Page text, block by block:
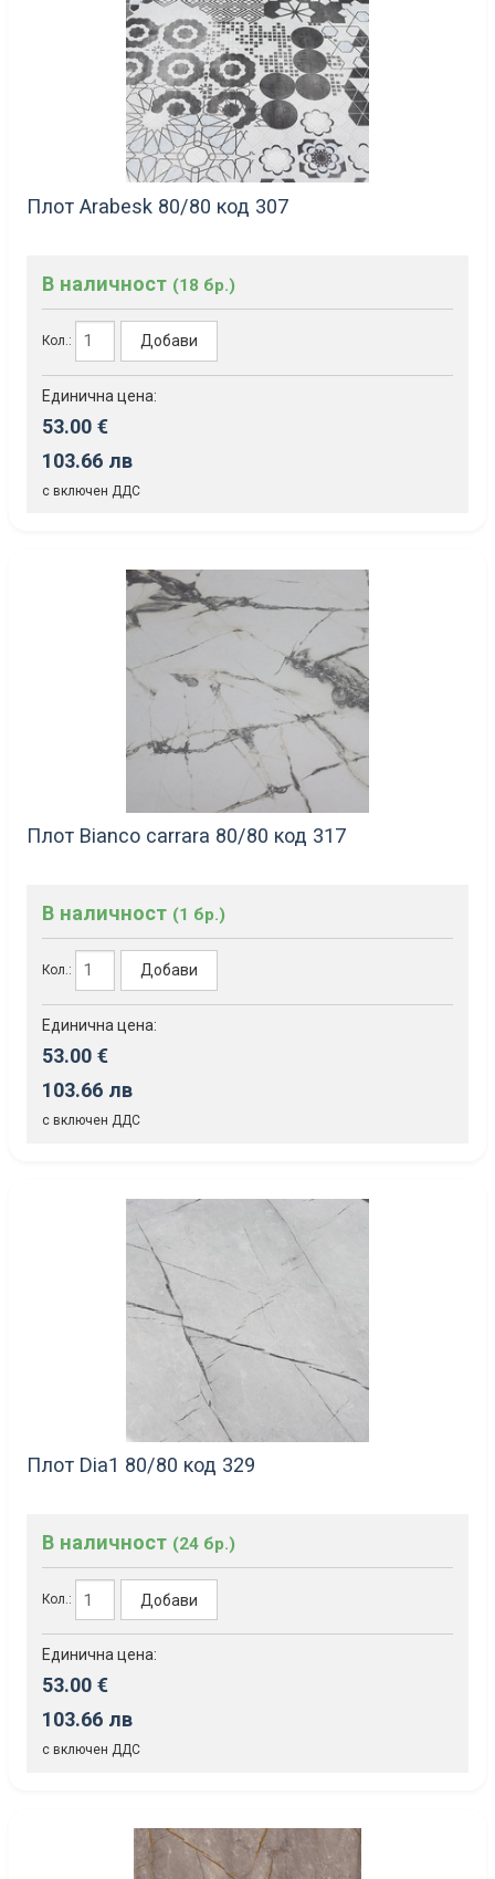
Плот Arabesk 80/80 код 307
В наличност (18 бр.)
Кол.: Добави
Единична цена:
53.00 €
103.66 лв
с включен ДДС
Плот Bianco carrara 80/80 код 317
В наличност (1 бр.)
Кол.: Добави
Единична цена:
53.00 €
103.66 лв
с включен ДДС
Плот Dia1 80/80 код 329
В наличност (24 бр.)
Кол.: Добави
Единична цена:
53.00 €
103.66 лв
с включен ДДС